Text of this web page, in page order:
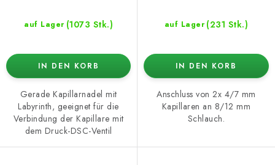
auf Lager (1073 Stk.)
IN DEN KORB
Gerade Kapillarnadel mit
Labyrinth, geeignet für die
Verbindung der Kapillare mit
dem Druck-DSC-Ventil
auf Lager (231 Stk.)
IN DEN KORB
Anschluss von 2x 4/7 mm
Kapillaren an 8/12 mm
Schlauch.